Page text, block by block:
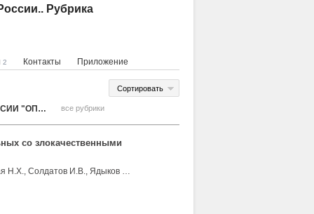
Рубрика
2 Контакты Приложение
Сортировать
МАТЕРИАЛЫ НАУЧНО-ПРАКТИЧЕСКОЙ КОНФЕРЕНЦИИ ПРОБЛЕМНОЙ КОМИССИИ "ОПУХОЛИ ГОЛОВЫ И ШЕИ" НАУЧНОГО СОВЕТА ПО ЗЛОКАЧЕСТВЕННЫМ ОПУХОЛЯМ РАМН И МЗ РОССИЙСКОЙ ФЕДЕРАЦИИ (4 МАЯ 2012 Г., Г. МОСКВА). РОССИИ. все рубрики
со злокачественными
Сдвижков А.М., Кожанов Л.Г., Борисов В.И., Кравцов С.А., Шацкая Н.Х., Солдатов И.В., Ядыков О.А., Калмыков А.С., Филинов В.Л., Белов Е.Н.